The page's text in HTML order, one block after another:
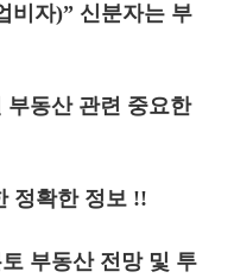
비자)” 신분자는 부
부동산 관련 중요한
정확한 정보 !!
부동산 전망 및 투